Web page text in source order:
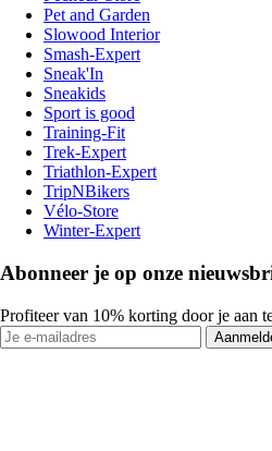
Pet and Garden
Slowood Interior
Smash-Expert
Sneak'In
Sneakids
Sport is good
Training-Fit
Trek-Expert
Triathlon-Expert
TripNBikers
Vélo-Store
Winter-Expert
Abonneer je op onze
Profiteer van 10% korting door je aan